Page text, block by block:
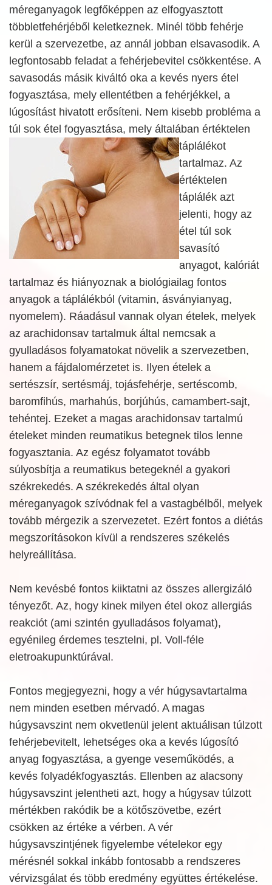
méreganyagok legfőképpen az elfogyasztott
többletfehérjéből keletkeznek. Minél több fehérje
kerül a szervezetbe, az annál jobban elsavasodik. A
legfontosabb feladat a fehérjebevitel csökkentése. A
savasodás másik kiváltó oka a kevés nyers étel
fogyasztása, mely ellentétben a fehérjékkel, a
lúgosítást hivatott erősíteni. Nem kisebb probléma a
túl sok étel fogyasztása, mely általában értéktelen
táplálékot
tartalmaz. Az
értéktelen
táplálék azt
jelenti, hogy az
étel túl sok
savasító
anyagot, kalóriát
tartalmaz és hiányoznak a biológiailag fontos
anyagok a táplálékból (vitamin, ásványianyag,
nyomelem). Ráadásul vannak olyan ételek, melyek
az arachidonsav tartalmuk által nemcsak a
gyulladásos folyamatokat növelik a szervezetben,
hanem a fájdalomérzetet is. Ilyen ételek a
sertészsír, sertésmáj, tojásfehérje, sertéscomb,
baromfihús, marhahús, borjúhús, camambert-sajt,
tehéntej. Ezeket a magas arachidonsav tartalmú
ételeket minden reumatikus betegnek tilos lenne
fogyasztania. Az egész folyamatot tovább
súlyosbítja a reumatikus betegeknél a gyakori
székrekedés. A székrekedés által olyan
méreganyagok szívódnak fel a vastagbélből, melyek
tovább mérgezik a szervezetet. Ezért fontos a diétás
megszorításokon kívül a rendszeres székelés
helyreállítása.
Nem kevésbé fontos kiiktatni az összes allergizáló
tényezőt. Az, hogy kinek milyen étel okoz allergiás
reakciót (ami szintén gyulladásos folyamat),
egyénileg érdemes tesztelni, pl. Voll-féle
eletroakupunktúrával.
Fontos megjegyezni, hogy a vér húgysavtartalma
nem minden esetben mérvadó. A magas
húgysavszint nem okvetlenül jelent aktuálisan túlzott
fehérjebevitelt, lehetséges oka a kevés lúgosító
anyag fogyasztása, a gyenge veseműködés, a
kevés folyadékfogyasztás. Ellenben az alacsony
húgysavszint jelentheti azt, hogy a húgysav túlzott
mértékben rakódik be a kötőszövetbe, ezért
csökken az értéke a vérben. A vér
húgysavszintjének figyelembe vételekor egy
mérésnél sokkal inkább fontosabb a rendszeres
vérvizsgálat és több eredmény együttes értékelése.